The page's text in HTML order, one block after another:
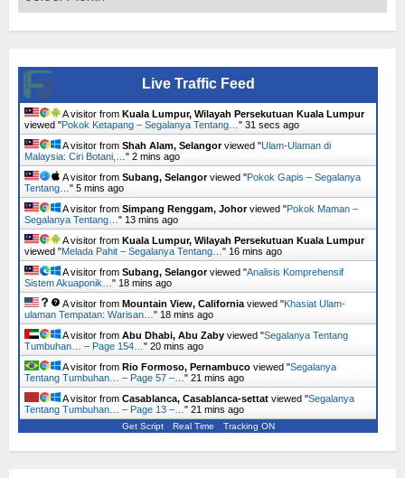
Live Traffic Feed
A visitor from Kuala Lumpur, Wilayah Persekutuan Kuala Lumpur
viewed "Pokok Ketapang – Segalanya Tentang… " 32 secs ago
A visitor from Shah Alam, Selangorviewed "Ulam-Ulaman di
Malaysia: Ciri Botani,… " 2 mins ago
A visitor from Subang, Selangorviewed "Pokok Gapis – Segalanya
Tentang… " 5 mins ago
A visitor from Simpang Renggam, Johorviewed "Pokok Maman –
Segalanya Tentang… " 13 mins ago
A visitor from Kuala Lumpur, Wilayah Persekutuan Kuala Lumpur
viewed "Melada Pahit – Segalanya Tentang… " 16 mins ago
A visitor from Subang, Selangorviewed "Analisis Komprehensif
Sistem Akuaponik… " 18 mins ago
A visitor from Mountain View, California viewed "Khasiat Ulam-
ulaman Tempatan: Warisan… " 18 mins ago
A visitor from Abu Dhabi, Abu Zaby viewed "Segalanya Tentang
Tumbuhan… – Page 154… " 21 mins ago
A visitor from Rio Formoso, Pernambuco viewed "Segalanya
Tentang Tumbuhan… – Page 57 –… " 21 mins ago
A visitor from Casablanca, Casablanca-settat viewed "Segalanya
Tentang Tumbuhan… – Page 13 –… " 21 mins ago
Get Script Real Time Tracking ON